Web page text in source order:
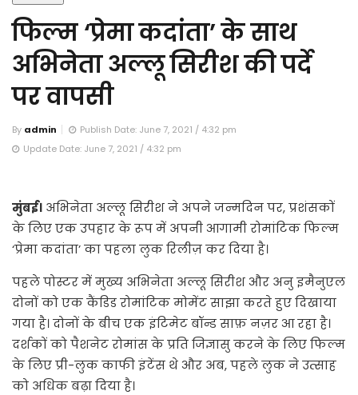
फिल्म ‘प्रेमा कदांता’ के साथ
अभिनेता अल्लू सिरीश की पर्दे
पर वापसी
By admin
Publish Date: June 7, 2021 / 4:32 pm
Update Date: June 7, 2021 / 4:32 pm
मुंबई। अभिनेता अल्लू सिरीश ने अपने जन्मदिन पर, प्रशंसकों
के लिए एक उपहार के रूप में अपनी आगामी रोमांटिक फिल्म
‘प्रेमा कदांता’ का पहला लुक रिलीज़ कर दिया है।
पहले पोस्टर में मुख्य अभिनेता अल्लू सिरीश और अनु इमैनुएल
दोनों को एक कैंडिड रोमांटिक मोमेंट साझा करते हुए दिखाया
गया है। दोनों के बीच एक इंटिमेट बॉन्ड साफ़ नज़र आ रहा है।
दर्शकों को पैशनेट रोमांस के प्रति जिज्ञासु करने के लिए फिल्म
के लिए प्री-लुक काफी इंटेंस थे और अब, पहले लुक ने उत्साह
को अधिक बढ़ा दिया है।